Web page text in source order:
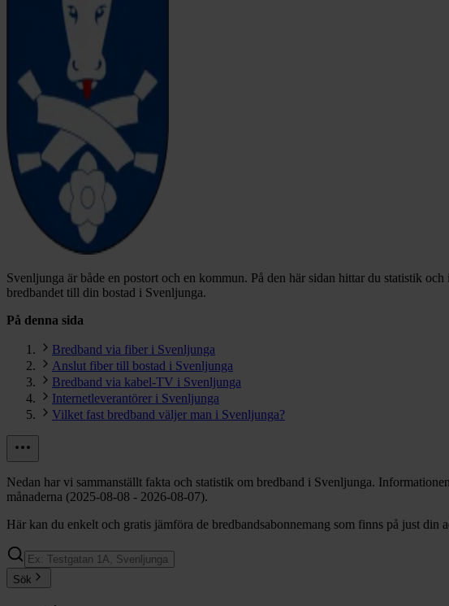
Svenljunga är både en postort och en kommun. På den här sidan hittar du statistik
bredbandet till din bostad i Svenljunga.
På denna sida
Bredband via fiber i Svenljunga
Anslut fiber till bostad i Svenljunga
Bredband via kabel-TV i Svenljunga
Internetleverantörer i Svenljunga
Vilket fast bredband väljer man i Svenljunga?
Nedan har vi sammanställt fakta och statistik om bredband i Svenljunga.
månaderna (2025-08-08 - 2026-08-07).
Här kan du enkelt och gratis jämföra de bredbandsabonnemang som finns på just din
Sök